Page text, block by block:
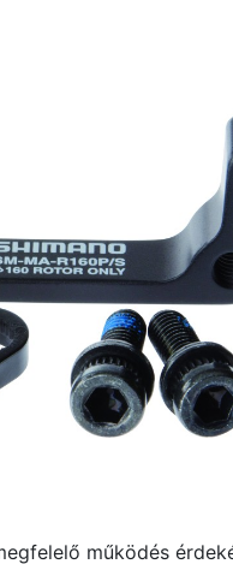
működés